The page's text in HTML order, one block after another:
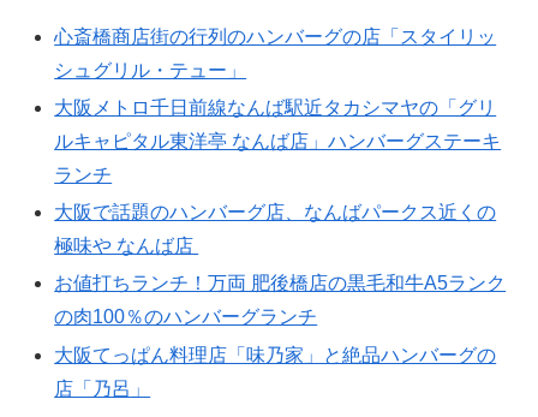
心斎橋商店街の行列のハンバーグの店「スタイリッ
シュグリル・テュー」
大阪メトロ千日前線なんば駅近タカシマヤの「グリ
ルキャピタル東洋亭 なんば店」ハンバーグステーキ
ランチ
大阪で話題のハンバーグ店、なんばパークス近くの
極味や なんば店
お値打ちランチ！万両 肥後橋店の黒毛和牛A5ランク
の肉100％のハンバーグランチ
大阪てっぱん料理店「味乃家」と絶品ハンバーグの
店「乃呂」